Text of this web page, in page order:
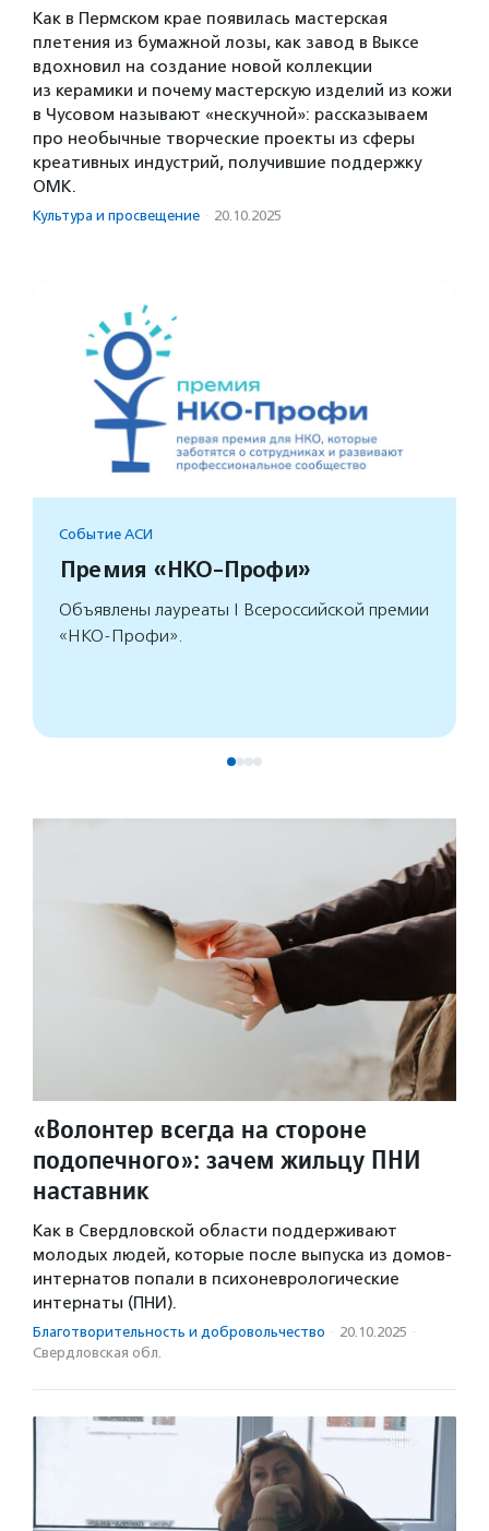
Как в Пермском крае появилась мастерская
плетения из бумажной лозы, как завод в Выксе
вдохновил на создание новой коллекции
из керамики и почему мастерскую изделий из кожи
в Чусовом называют «нескучной»: рассказываем
про необычные творческие проекты из сферы
креативных индустрий, получившие поддержку
ОМК.
Культура и просвещение · 20.10.2025
Событие АСИ
Премия «НКО-Профи»
Объявлены лауреаты I Всероссийской премии
«НКО-Профи».
«Волонтер всегда на стороне
подопечного»: зачем жильцу ПНИ
наставник
Как в Свердловской области поддерживают
молодых людей, которые после выпуска из домов-
интернатов попали в психоневрологические
интернаты (ПНИ).
Благотвори­тель­ность и доброволь­чест­во · 20.10.2025 ·
Свердловская обл.